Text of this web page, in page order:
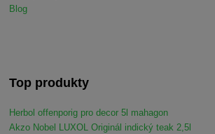
Blog
Top produkty
Herbol offenporig pro decor 5l mahagon
Akzo Nobel LUXOL Originál indický teak 2,5l